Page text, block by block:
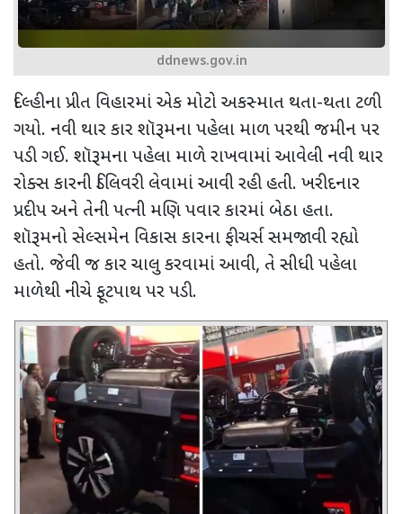
ddnews.gov.in
દિલ્હીના પ્રીત વિહારમાં એક મોટો અકસ્માત થતા-થતા ટળી
ગયો. નવી થાર કાર શૉરૂમના પહેલા માળ પરથી જમીન પર
પડી ગઈ. શૉરૂમના પહેલા માળે રાખવામાં આવેલી નવી થાર
રોક્સ કારની ડિલિવરી લેવામાં આવી રહી હતી. ખરીદનાર
પ્રદીપ અને તેની પત્ની મણિ પવાર કારમાં બેઠા હતા.
શૉરૂમનો સેલ્સમેન વિકાસ કારના ફીચર્સ સમજાવી રહ્યો
હતો. જેવી જ કાર ચાલુ કરવામાં આવી, તે સીધી પહેલા
માળેથી નીચે ફૂટપાથ પર પડી.